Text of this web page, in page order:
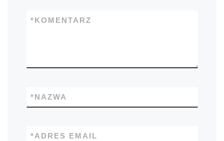
KOMENTARZ
*
NAZWA
*
ADRES EMAIL
*